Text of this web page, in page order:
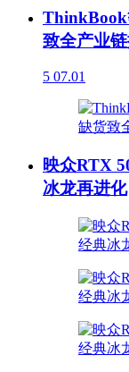
ThinkBook
致全产业
5 07.01
映众RTX
冰龙再进化